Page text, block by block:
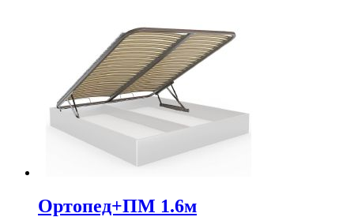
Ортопед+ПМ 1.6м